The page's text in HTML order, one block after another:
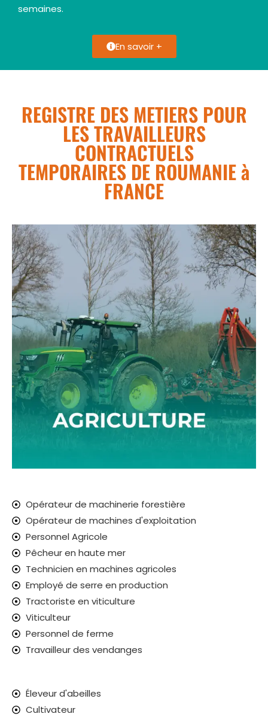
semaines.
En savoir +
REGISTRE DES METIERS POUR
LES TRAVAILLEURS
CONTRACTUELS
TEMPORAIRES DE ROUMANIE à
FRANCE
Opérateur de machinerie forestière
Opérateur de machines d'exploitation
Personnel Agricole
Pêcheur en haute mer
Technicien en machines agricoles
Employé de serre en production
Tractoriste en viticulture
Viticulteur
Personnel de ferme
Travailleur des vendanges
Éleveur d'abeilles
Cultivateur